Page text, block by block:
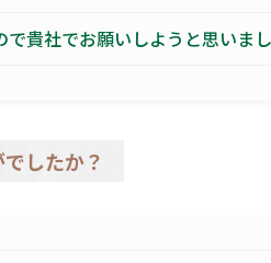
貴社でお願いしようと思いま
したか？